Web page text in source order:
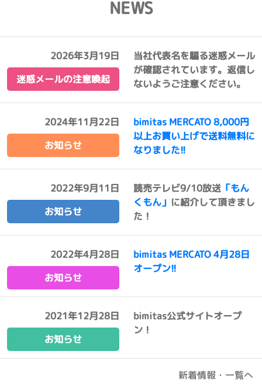
NEWS
2026年3月19日
迷惑メールの注意喚起
当社代表名を騙る迷惑メール
が確認されています。返信し
ないようご注意ください。
2024年11月22日
お知らせ
bimitas MERCATO 8,000円
以上お買い上げで送料無料に
なりました!!
2022年9月11日
お知らせ
読売テレビ9/10放送 「もん
くもん」 に紹介して頂きまし
た！
2022年4月28日
お知らせ
bimitas MERCATO 4月28日
オープン!!
2021年12月28日
お知らせ
bimitas公式サイトオープ
ン！
新着情報・一覧へ